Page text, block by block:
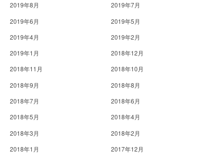
2019年8月
2019年7月
2019年6月
2019年5月
2019年4月
2019年2月
2019年1月
2018年12月
2018年11月
2018年10月
2018年9月
2018年8月
2018年7月
2018年6月
2018年5月
2018年4月
2018年3月
2018年2月
2018年1月
2017年12月